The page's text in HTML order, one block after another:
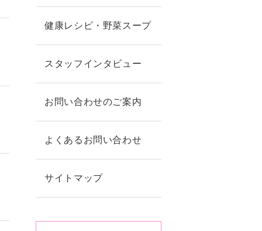
健康レシピ・野菜スープ
スタッフインタビュー
お問い合わせのご案内
よくあるお問い合わせ
サイトマップ